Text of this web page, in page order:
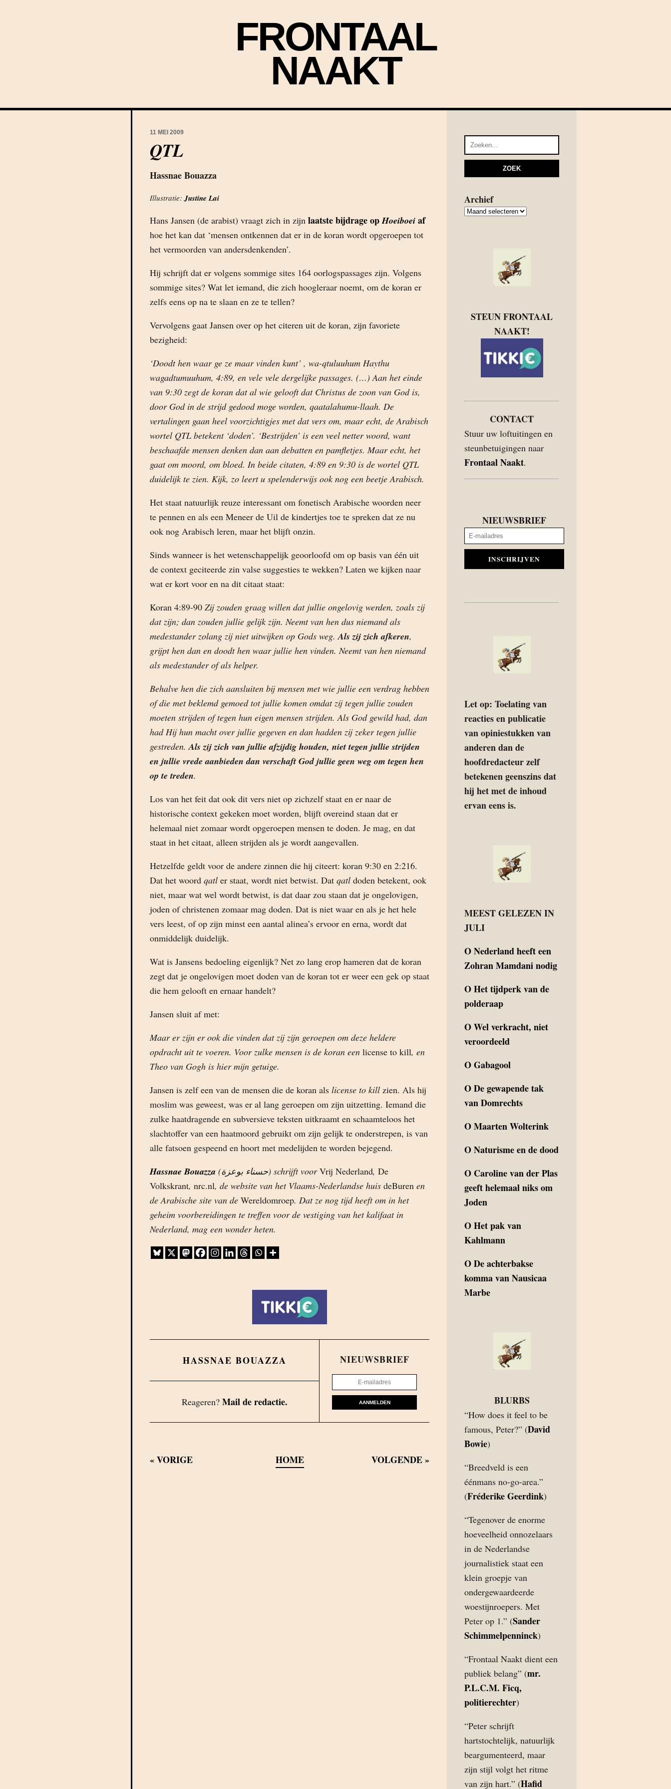
FRONTAAL
NAAKT
11 MEI 2009
QTL
Hassnae Bouazza
Illustratie:Justine Lai
Hans Jansen (de arabist) vraagt zich in zijn laatste bijdrage opHoeiboei af
hoe het kan dat ‘mensen ontkennen dat er in de koran wordt opgeroepen tot
het vermoorden van andersdenkenden’.
Hij schrijft dat er volgens sommige sites 164 oorlogspassages zijn. Volgens
sommige sites? Wat let iemand, die zich hoogleraar noemt, om de koran er
zelfs eens op na te slaan en ze te tellen?
Vervolgens gaat Jansen over op het citeren uit de koran, zijn favoriete
bezigheid:
‘Doodt hen waar ge ze maar vinden kunt’ , wa-qtuluuhum Haythu
wagadtumuuhum, 4:89, en vele vele dergelijke passages. (…) Aan het einde
van 9:30 zegt de koran dat al wie gelooft dat Christus de zoon van God is,
door God in de strijd gedood moge worden, qaatalahumu-llaah. De
vertalingen gaan heel voorzichtigjes met dat vers om, maar echt, de Arabisch
wortel QTL betekent ‘doden’. ‘Bestrijden’ is een veel netter woord, want
beschaafde mensen denken dan aan debatten en pamfletjes. Maar echt, het
gaat om moord, om bloed. In beide citaten, 4:89 en 9:30 is de wortel QTL
duidelijk te zien. Kijk, zo leert u spelenderwijs ook nog een beetje Arabisch.
Het staat natuurlijk reuze interessant om fonetisch Arabische woorden neer
te pennen en als een Meneer de Uil de kindertjes toe te spreken dat ze nu
ook nog Arabisch leren, maar het blijft onzin.
Sinds wanneer is het wetenschappelijk geoorloofd om op basis van één uit
de context geciteerde zin valse suggesties te wekken? Laten we kijken naar
wat er kort voor en na dit citaat staat:
Koran 4:89-90 Zij zouden graag willen dat jullie ongelovig werden, zoals zij
dat zijn; dan zouden jullie gelijk zijn. Neemt van hen dus niemand als
medestander zolang zij niet uitwijken op Gods weg.Als zij zich afkeren,
grijpt hen dan en doodt hen waar jullie hen vinden. Neemt van hen niemand
als medestander of als helper.
Behalve hen die zich aansluiten bij mensen met wie jullie een verdrag hebben
of die met beklemd gemoed tot jullie komen omdat zij tegen jullie zouden
moeten strijden of tegen hun eigen mensen strijden. Als God gewild had, dan
had Hij hun macht over jullie gegeven en dan hadden zij zeker tegen jullie
gestreden.Als zij zich van jullie afzijdig houden, niet tegen jullie strijden
en jullie vrede aanbieden dan verschaft God jullie geen weg om tegen hen
op te treden.
Los van het feit dat ook dit vers niet op zichzelf staat en er naar de
historische context gekeken moet worden, blijft overeind staan dat er
helemaal niet zomaar wordt opgeroepen mensen te doden. Je mag, en dat
staat in het citaat, alleen strijden als je wordt aangevallen.
Hetzelfde geldt voor de andere zinnen die hij citeert: koran 9:30 en 2:216.
Dat het woord qatl er staat, wordt niet betwist. Dat qatl doden betekent, ook
niet, maar wat wel wordt betwist, is dat daar zou staan dat je ongelovigen,
joden of christenen zomaar mag doden. Dat is niet waar en als je het hele
vers leest, of op zijn minst een aantal alinea’s ervoor en erna, wordt dat
onmiddelijk duidelijk.
Wat is Jansens bedoeling eigenlijk? Net zo lang erop hameren dat de koran
zegt dat je ongelovigen moet doden van de koran tot er weer een gek op staat
die hem gelooft en ernaar handelt?
Jansen sluit af met:
Maar er zijn er ook die vinden dat zij zijn geroepen om deze heldere
opdracht uit te voeren. Voor zulke mensen is de koran een license to kill, en
Theo van Gogh is hier mijn getuige.
Jansen is zelf een van de mensen die de koran als license to kill zien. Als hij
moslim was geweest, was er al lang geroepen om zijn uitzetting. Iemand die
zulke haatdragende en subversieve teksten uitkraamt en schaamteloos het
slachtoffer van een haatmoord gebruikt om zijn gelijk te onderstrepen, is van
alle fatsoen gespeend en hoort met medelijden te worden bejegend.
Hassnae Bouazza (حسناء بوعزة) schrijft voorVrij Nederland, De
Volkskrant, nrc.nl, de website van het Vlaams-Nederlandse huis deBuren en
de Arabische site van de Wereldomroep. Dat ze nog tijd heeft om in het
geheim voorbereidingen te treffen voor de vestiging van het kalifaat in
Nederland, mag een wonder heten.
HASSNAE BOUAZZA
Reageren? Mail de redactie.
NIEUWSBRIEF
AANMELDEN
«VORIGE HOME VOLGENDE»
Archief
Archief
STEUN FRONTAAL
NAAKT!
CONTACT
Stuur uw loftuitingen en
steunbetuigingen naar
Frontaal Naakt.
NIEUWSBRIEF
INSCHRIJVEN
Let op: Toelating van
reacties en publicatie
van opiniestukken van
anderen dan de
hoofdredacteur zelf
betekenen geenszins dat
hij het met de inhoud
ervan eens is.
MEEST GELEZEN IN
JULI
ONederland heeft een
Zohran Mamdani nodig
OHet tijdperk van de
polderaap
OWel verkracht, niet
veroordeeld
OGabagool
ODe gewapende tak
van Domrechts
OMaarten Wolterink
ONaturisme en de dood
O Caroline van der Plas
geeft helemaal niks om
Joden
OHet pak van
Kahlmann
ODe achterbakse
komma van Nausicaa
Marbe
BLURBS
“How does it feel to be
famous, Peter?” (David
Bowie)
“Breedveld is een
éénmans no-go-area.”
(Fréderike Geerdink)
“Tegenover de enorme
hoeveelheid onnozelaars
in de Nederlandse
journalistiek staat een
klein groepje van
ondergewaardeerde
woestijnroepers. Met
Peter op 1.” (Sander
Schimmelpenninck)
“Frontaal Naakt dient een
publiek belang” (mr.
P.L.C.M. Ficq,
politierechter)
“Peter schrijft
hartstochtelijk, natuurlijk
beargumenteerd, maar
zijn stijl volgt het ritme
van zijn hart.” (Hafid